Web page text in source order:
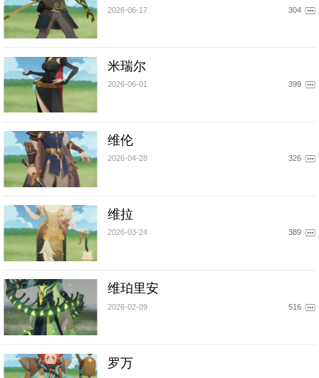
2026-06-17 304
米瑞尔
2026-06-01 399
维伦
2026-04-28 326
维拉
2026-03-24 389
维珀里安
2026-02-09 516
罗万